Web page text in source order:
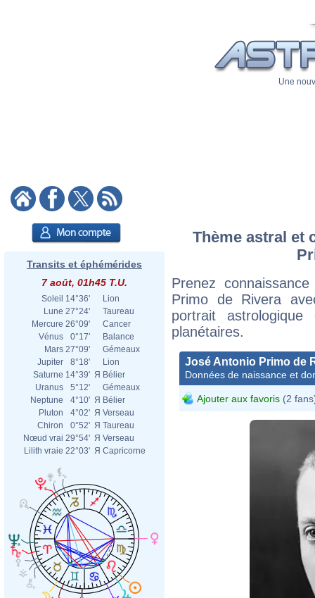
Une
Transits et éphémérides
7 août, 01h45 T.U.
Soleil 14°36'
Lion
Lune 27°24'
Taureau
Mercure 26°09'
Cancer
Vénus
0°17'
Balance
Mars 27°09'
Gémeaux
Jupiter
8°18'
Lion
Saturne 14°39' Я Bélier
Uranus
5°12'
Gémeaux
Neptune
4°10' Я Bélier
Pluton
4°02' Я Verseau
Chiron
0°52' Я Taureau
Nœud vrai 29°54' Я Verseau
Lilith vraie 22°03' Я Capricorne
Thème astral et
Prenez
Primo de Rivera
portrait
planétaires.
José Antonio Primo de
Données de naissance et
Ajouter aux favoris (2